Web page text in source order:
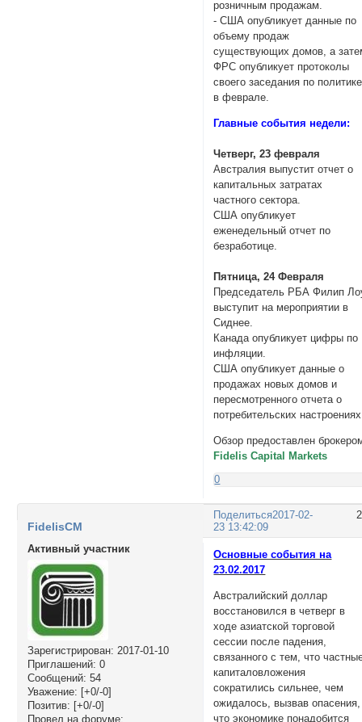
розничным продажам.
- США опубликует данные по
объему продаж
существующих домов, а
ФРС опубликует протоколы
своего заседания по политике
в феврале.
Главные события недели:
Четверг, 23 февраля
Австралия выпустит отчет о
капитальных затратах
частного сектора.
США опубликует
еженедельный отчет по
безработице.
Пятница, 24 Февраля
Председатель РБА Филип
выступит на мероприятии в
Сиднее.
Канада опубликует цифры по
инфляции.
США опубликует данные о
продажах новых домов и
пересмотренного отчета о
потребительских
Обзор предоставлен
Fidelis Capital Markets
0
Поделиться2017-02-
23 13:42:09
FidelisCM
Активный участник
Зарегистрирован: 2017-01-10
Приглашений: 0
Сообщений: 54
Уважение: [+0/-0]
Позитив: [+0/-0]
Провел на форуме:
Основные события на
23.02.2017
Австралийский доллар
восстановился в четверг в
ходе азиатской торговой
сессии после падения,
связанного с тем, что
капиталовложения
сократились сильнее, чем
ожидалось, вызвав опасения,
что экономике понадобится